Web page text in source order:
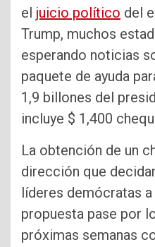
el juicio político del
Trump, muchos
esperando noticias
paquete de ayuda
1,9 billones del
incluye $ 1,400
La obtención de un
dirección que
líderes demócratas
propuesta pase por
próximas semanas